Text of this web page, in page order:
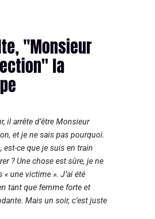
"Monsieur
la
il arrête d’être Monsieur
et je ne sais pas pourquoi.
est-ce que je suis en train
? Une chose est sûre, je ne
« une victime ». J’ai été
tant que femme forte et
Mais un soir, c’est juste